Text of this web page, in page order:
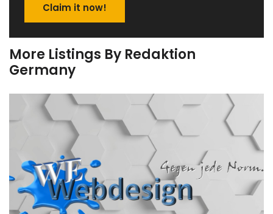
Claim it now!
More Listings By Redaktion
Germany